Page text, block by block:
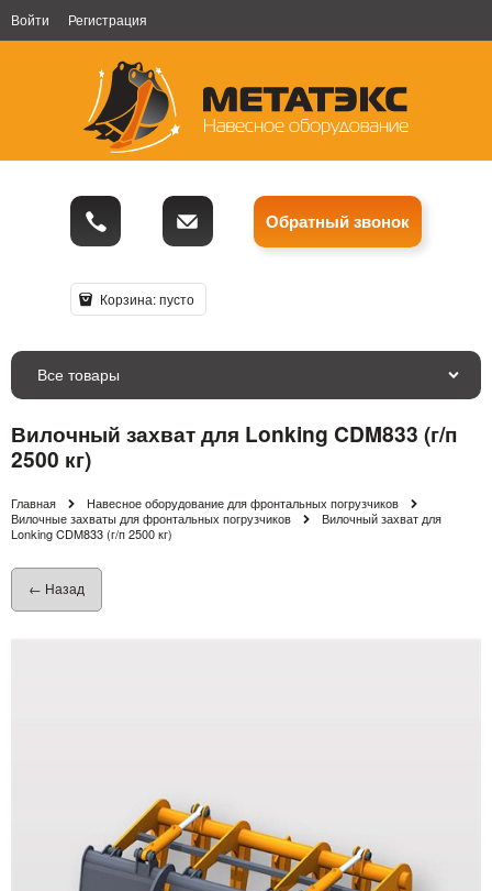
Войти Регистрация
Обратный звонок
Корзина:пусто
Все товары
Вилочный захват для Lonking CDM833 (г/п
2500 кг)
Главная
Навесное оборудование для фронтальных погрузчиков
Вилочные захваты для фронтальных погрузчиков
Вилочный захват для
Lonking CDM833 (г/п 2500 кг)
← Назад